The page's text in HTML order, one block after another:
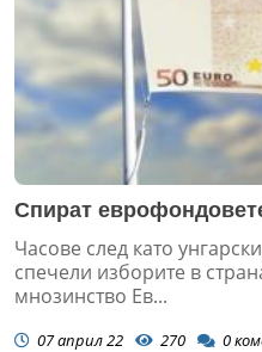
Спират
Часове след като
спечели изборите в
мнозинство Ев...
07 април 22 270 0